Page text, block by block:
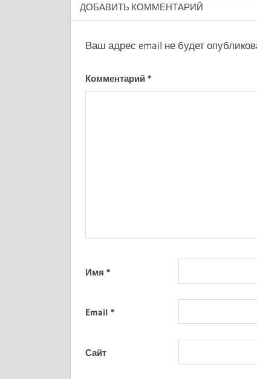
ДОБАВИТЬ КОММЕНТАРИЙ
Ваш адрес email не будет
Комментарий *
Имя *
Email *
Сайт